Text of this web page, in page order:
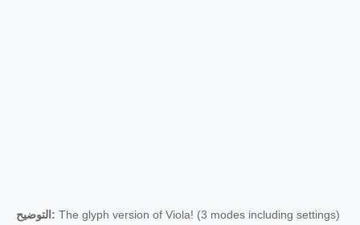
التوضيح: The glyph version of Viola! (3 modes including settings)